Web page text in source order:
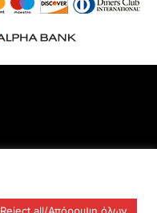
Reject all/Απόρριψη όλων